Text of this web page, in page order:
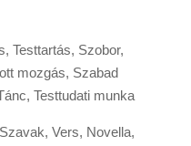
Testtartás, Szobor,
mozgás, Szabad
Testtudati munka
Vers, Novella,